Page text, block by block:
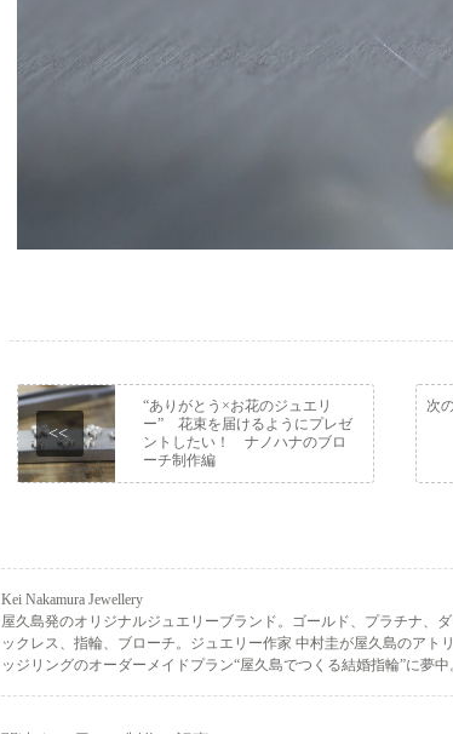
<<
“ありがとう×お花のジュエリ
ー” 花束を届けるようにプレゼ
ントしたい！ ナノハナのブロ
ーチ制作編
次
Kei Nakamura Jewellery
屋久島発のオリジナルジュエリーブランド。ゴールド、プラチナ、
ックレス、指輪、ブローチ。ジュエリー作家 中村圭が屋久島のアト
ッジリングのオーダーメイドプラン“屋久島でつくる結婚指輪”に夢中